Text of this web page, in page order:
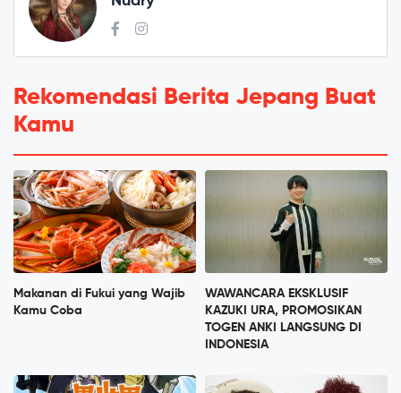
Rekomendasi Berita Jepang Buat
Kamu
Makanan di Fukui yang Wajib
Kamu Coba
WAWANCARA EKSKLUSIF
KAZUKI URA, PROMOSIKAN
TOGEN ANKI LANGSUNG DI
INDONESIA